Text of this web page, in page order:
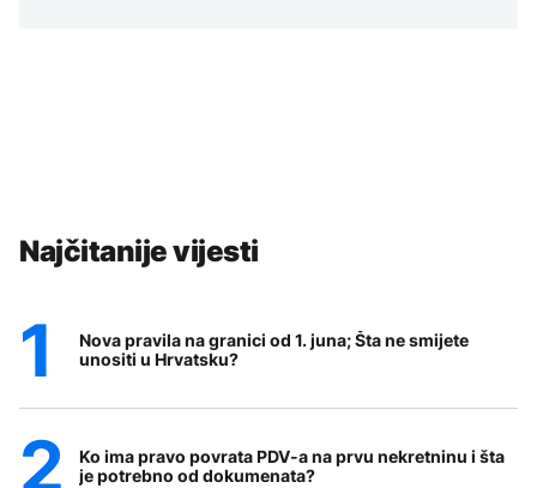
Najčitanije vijesti
Nova pravila na granici od 1. juna; Šta ne smijete
unositi u Hrvatsku?
Ko ima pravo povrata PDV-a na prvu nekretninu i šta
je potrebno od dokumenata?